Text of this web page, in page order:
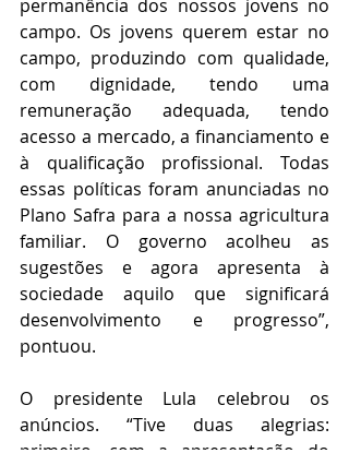
permanência dos nossos jovens no
campo. Os jovens querem estar no
campo, produzindo com qualidade,
com dignidade, tendo uma
remuneração adequada, tendo
acesso a mercado, a financiamento e
à qualificação profissional. Todas
essas políticas foram anunciadas no
Plano Safra para a nossa agricultura
familiar. O governo acolheu as
sugestões e agora apresenta à
sociedade aquilo que significará
desenvolvimento e progresso”,
pontuou.
O presidente Lula celebrou os
anúncios. “Tive duas alegrias:
primeiro, com a apresentação do